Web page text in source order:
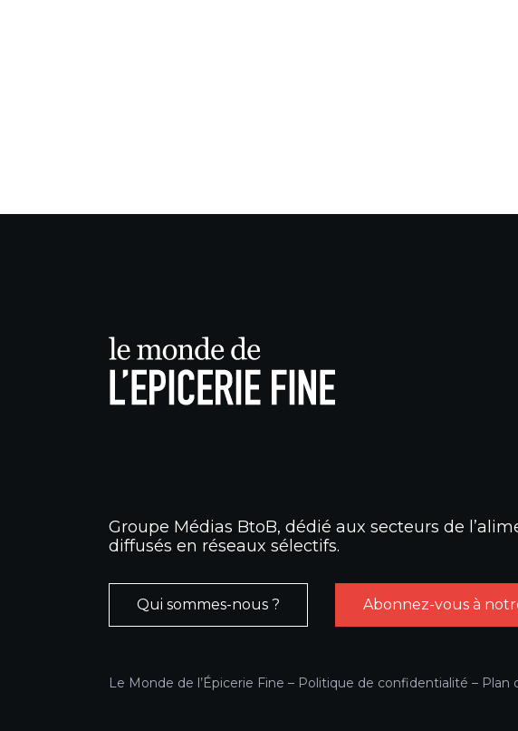
Groupe Médias BtoB, dédié aux secteurs de
diffusés en réseaux sélectifs.
Qui sommes-nous ? Abonnez-vous à
Le Monde de l’Épicerie Fine – Politique de confidentialité – Plan